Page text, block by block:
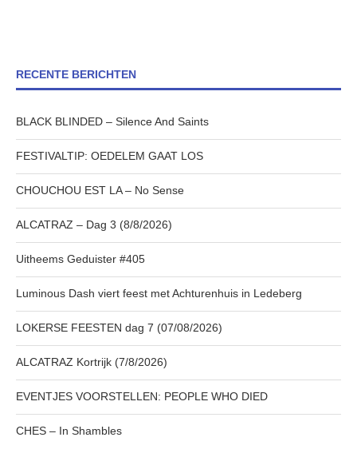
RECENTE BERICHTEN
BLACK BLINDED – Silence And Saints
FESTIVALTIP: OEDELEM GAAT LOS
CHOUCHOU EST LA – No Sense
ALCATRAZ – Dag 3 (8/8/2026)
Uitheems Geduister #405
Luminous Dash viert feest met Achturenhuis in Ledeberg
LOKERSE FEESTEN dag 7 (07/08/2026)
ALCATRAZ Kortrijk (7/8/2026)
EVENTJES VOORSTELLEN: PEOPLE WHO DIED
CHES – In Shambles